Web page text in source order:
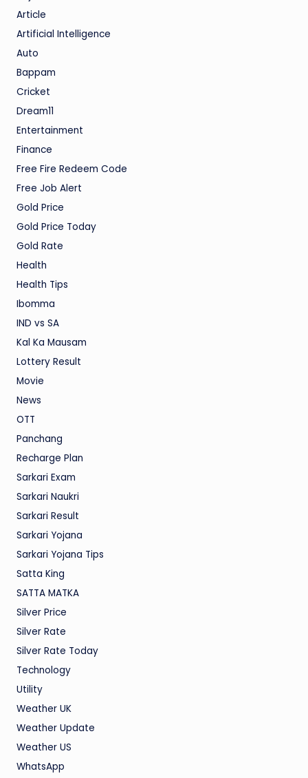
Article
Artificial Intelligence
Auto
Bappam
Cricket
Dream11
Entertainment
Finance
Free Fire Redeem Code
Free Job Alert
Gold Price
Gold Price Today
Gold Rate
Health
Health Tips
Ibomma
IND vs SA
Kal Ka Mausam
Lottery Result
Movie
News
OTT
Panchang
Recharge Plan
Sarkari Exam
Sarkari Naukri
Sarkari Result
Sarkari Yojana
Sarkari Yojana Tips
Satta King
SATTA MATKA
Silver Price
Silver Rate
Silver Rate Today
Technology
Utility
Weather UK
Weather Update
Weather US
WhatsApp